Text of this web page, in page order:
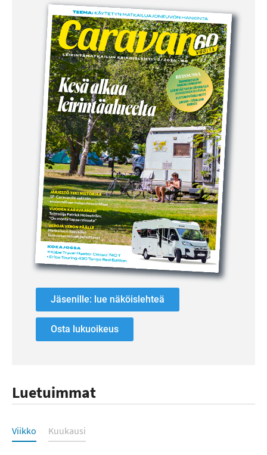
Jäsenille: lue näköislehteä
Osta lukuoikeus
Luetuimmat
Luetuimmat
Viikko Kuukausi